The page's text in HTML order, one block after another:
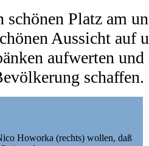
schönen Platz am
Aussicht auf
aufwerten
schaffen.
Howorka (rechts) wollen, daß